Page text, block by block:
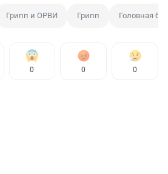
Грипп и ОРВИ Грипп Головная
0 0 0